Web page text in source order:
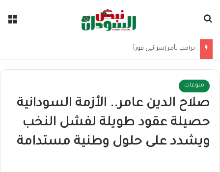
ترامب يأمر إسرائيل فوراً
منوعات
صلاح الدين عامر.. الأزمة السودانية
حصيلة عقود طويلة لفشل النخب
ويشدد على حلول وطنية مستدامة